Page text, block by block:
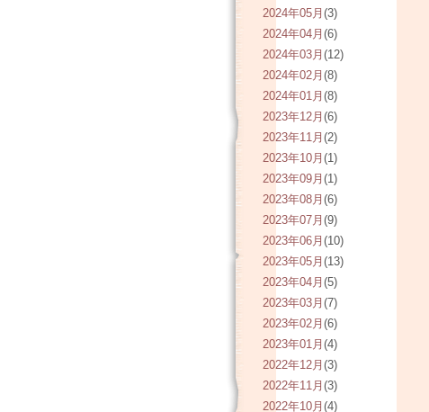
2024年05月 (3)
2024年04月 (6)
2024年03月 (12)
2024年02月 (8)
2024年01月 (8)
2023年12月 (6)
2023年11月 (2)
2023年10月 (1)
2023年09月 (1)
2023年08月 (6)
2023年07月 (9)
2023年06月 (10)
2023年05月 (13)
2023年04月 (5)
2023年03月 (7)
2023年02月 (6)
2023年01月 (4)
2022年12月 (3)
2022年11月 (3)
2022年10月 (4)